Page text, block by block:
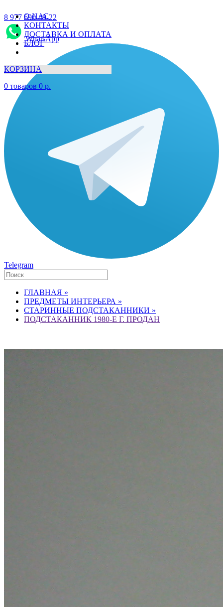
О НАС
КОНТАКТЫ
ДОСТАВКА И ОПЛАТА
БЛОГ
КОРЗИНА
0 товаров 0 р.
8 977 690-49-22
WhatsApp
Telegram
ГЛАВНАЯ »
ПРЕДМЕТЫ ИНТЕРЬЕРА »
СТАРИННЫЕ ПОДСТАКАННИКИ »
ПОДСТАКАННИК 1980-Е Г. ПРОДАН